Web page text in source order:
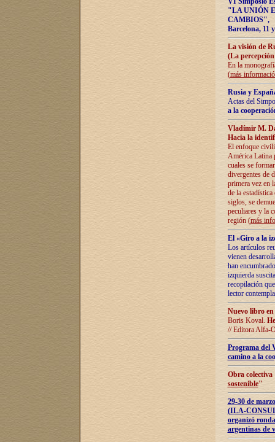
"LA UNIÓN
CAMBIOS",
Barcelona, 11
La visión de
(La
En la
(más
Rusia y
Actas del
a la
Vladímir M.
Hacia la
El enfoque
América Latina
cuales se
divergentes de
primera vez en
de la
siglos, se
peculiares y la
región (más
El «Giro a la
Los artículos
vienen
han
izquierda
recopilación
lector
Nuevo libro
Boris Koval.
// Editora Alfa-
Programa del
camino a la
Obra
sostenible"
29-30 de
(ILA-
organizó
argentinas de